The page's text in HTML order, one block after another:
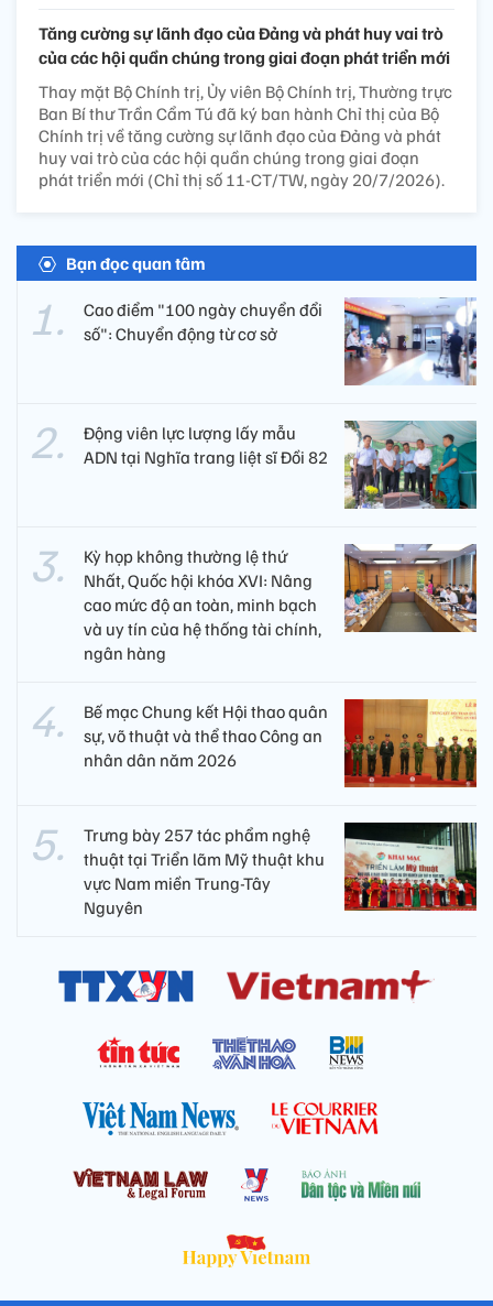
Tăng cường sự lãnh đạo của Đảng và phát huy vai trò
của các hội quần chúng trong giai đoạn phát triển mới
Thay mặt Bộ Chính trị, Ủy viên Bộ Chính trị, Thường trực
Ban Bí thư Trần Cẩm Tú đã ký ban hành Chỉ thị của Bộ
Chính trị về tăng cường sự lãnh đạo của Đảng và phát
huy vai trò của các hội quần chúng trong giai đoạn
phát triển mới (Chỉ thị số 11-CT/TW, ngày 20/7/2026).
Bạn đọc quan tâm
Cao điểm "100 ngày chuyển đổi
số": Chuyển động từ cơ sở
Động viên lực lượng lấy mẫu
ADN tại Nghĩa trang liệt sĩ Đồi 82​
Kỳ họp không thường lệ thứ
Nhất, Quốc hội khóa XVI: Nâng
cao mức độ an toàn, minh bạch
và uy tín của hệ thống tài chính,
ngân hàng
Bế mạc Chung kết Hội thao quân
sự, võ thuật và thể thao Công an
nhân dân năm 2026
Trưng bày 257 tác phẩm nghệ
thuật tại Triển lãm Mỹ thuật khu
vực Nam miền Trung-Tây
Nguyên